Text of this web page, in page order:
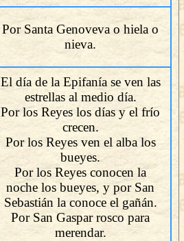
Por Santa Genoveva o hiela o
nieva.
El día de la Epifanía se ven las
estrellas al medio día.
Por los Reyes los días y el frío
crecen.
Por los Reyes ven el alba los
bueyes.
Por los Reyes conocen la
noche los bueyes, y por San
Sebastián la conoce el gañán.
Por San Gaspar rosco para
merendar.